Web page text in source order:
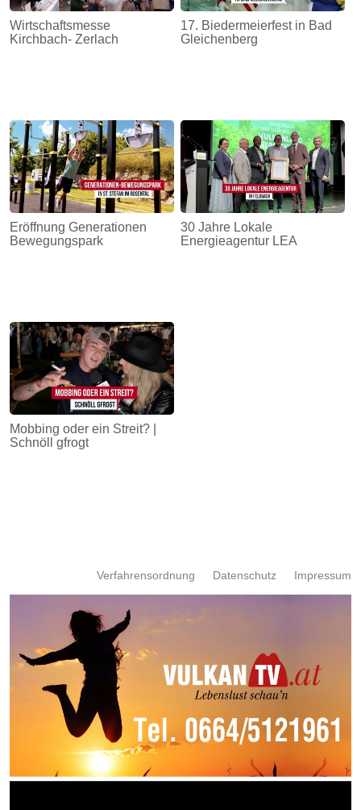
Wirtschaftsmesse
Kirchbach- Zerlach
17. Biedermeierfest in Bad
Gleichenberg
Eröffnung Generationen
Bewegungspark
30 Jahre Lokale
Energieagentur LEA
Mobbing oder ein Streit? |
Schnöll gfrogt
Impressum
Datenschutz
Verfahrensordnung